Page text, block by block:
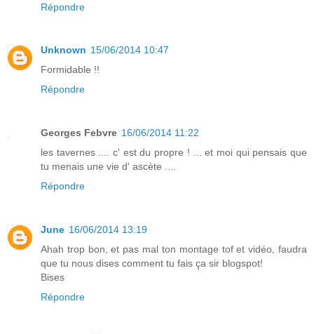
Répondre
Unknown 15/06/2014 10:47
Formidable !!
Répondre
Georges Febvre 16/06/2014 11:22
les tavernes .... c' est du propre ! ... et moi qui pensais que
tu menais une vie d' ascète ....
Répondre
June 16/06/2014 13:19
Ahah trop bon, et pas mal ton montage tof et vidéo, faudra
que tu nous dises comment tu fais ça sir blogspot!
Bises
Répondre